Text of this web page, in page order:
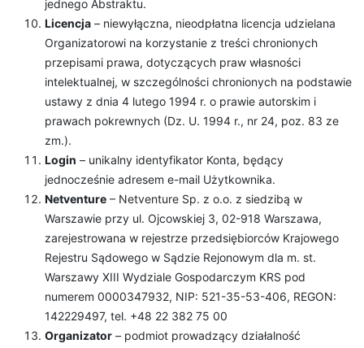
jednego Abstraktu.
Licencja – niewyłączna, nieodpłatna licencja udzielana
Organizatorowi na korzystanie z treści chronionych
przepisami prawa, dotyczących praw własności
intelektualnej, w szczególności chronionych na podstawie
ustawy z dnia 4 lutego 1994 r. o prawie autorskim i
prawach pokrewnych (Dz. U. 1994 r., nr 24, poz. 83 ze
zm.).
Login – unikalny identyfikator Konta, będący
jednocześnie adresem e-mail Użytkownika.
Netventure – Netventure Sp. z o.o. z siedzibą w
Warszawie przy ul. Ojcowskiej 3, 02-918 Warszawa,
zarejestrowana w rejestrze przedsiębiorców Krajowego
Rejestru Sądowego w Sądzie Rejonowym dla m. st.
Warszawy XIII Wydziale Gospodarczym KRS pod
numerem 0000347932, NIP: 521-35-53-406, REGON:
142229497, tel. +48 22 382 75 00
Organizator – podmiot prowadzący działalność